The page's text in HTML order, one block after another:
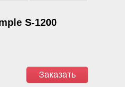
S-1200
Заказать